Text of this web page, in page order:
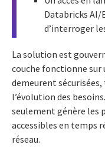
Databricks AI/
d’interroger
La solution est
couche fonctionne sur
demeurent
l’évolution des
seulement génère les
accessibles en temps
réseau.